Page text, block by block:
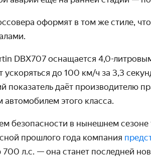
оформят в том же стиле,
DBX707 оснащается 4,0-
ускоряться до 100 км/ч за 3,3
показатель даёт производителю
этого класса.
безопасности в нынешнем
прошлого года компания
л.с. — она станет последней